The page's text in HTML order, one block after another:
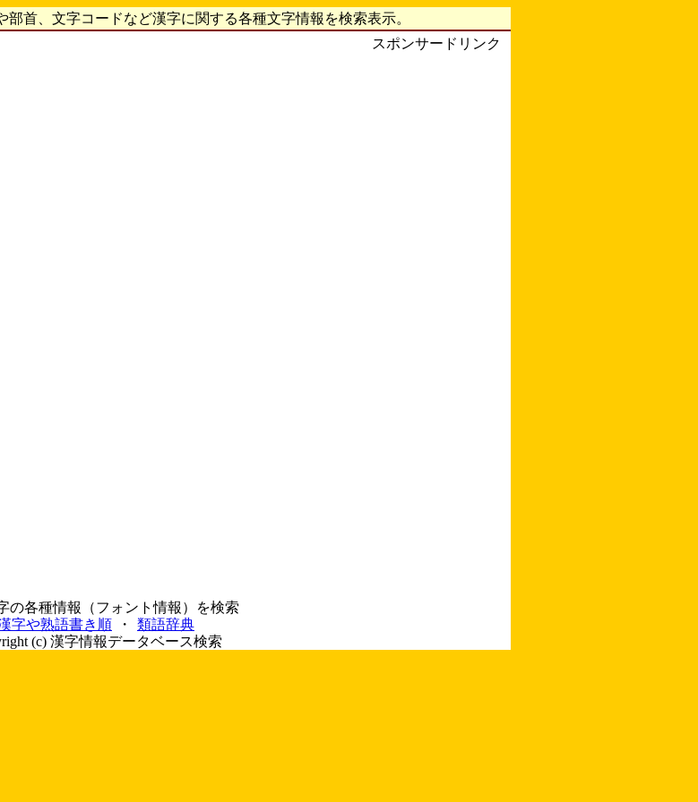
部首、文字コードなど漢字に関する各種文字情報を検索表示。
スポンサードリンク
の各種情報（フォント情報）を検索
字や熟語書き順
・
類語辞典
(c) 漢字情報データベース検索